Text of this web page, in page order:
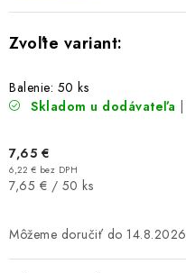
Balenie: 50 ks
Skladom u dodávateľa
7,65 €
6,22 € bez DPH
Jednotková
7,65 € / 50 ks
14.8.2026